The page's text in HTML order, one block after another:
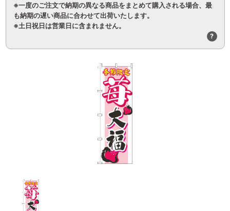
※一度のご注文で納期の異なる商品をまとめて購入される場合、最
も納期の遅い商品に合わせて出荷いたします。
※土日祝日は営業日に含まれません。
?